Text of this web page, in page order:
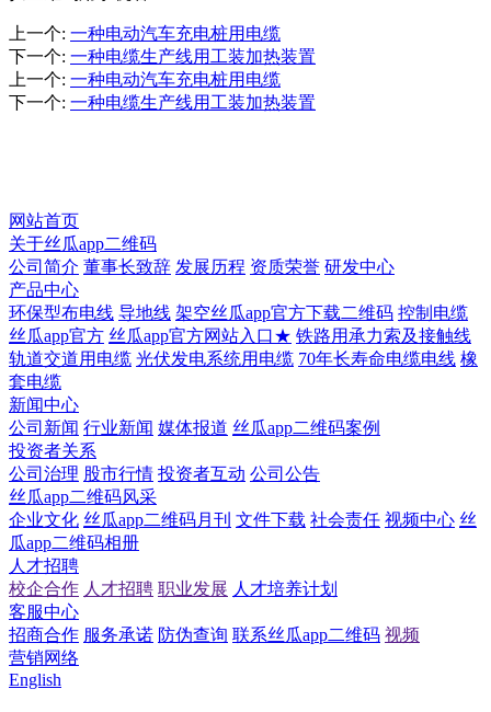
上一个: 一种电动汽车充电桩用电缆
下一个: 一种电缆生产线用工装加热装置
上一个: 一种电动汽车充电桩用电缆
下一个: 一种电缆生产线用工装加热装置
网站首页
关于丝瓜app二维码
公司简介 董事长致辞 发展历程 资质荣誉 研发中心
产品中心
环保型布电线 导地线 架空丝瓜app官方下载二维码 控制电缆
丝瓜app官方 丝瓜app官方网站入口★ 铁路用承力索及接触线
轨道交道用电缆 光伏发电系统用电缆 70年长寿命电缆电线 橡
套电缆
新闻中心
公司新闻 行业新闻 媒体报道 丝瓜app二维码案例
投资者关系
公司治理 股市行情 投资者互动 公司公告
丝瓜app二维码风采
企业文化 丝瓜app二维码月刊 文件下载 社会责任 视频中心 丝
瓜app二维码相册
人才招聘
校企合作 人才招聘 职业发展 人才培养计划
客服中心
招商合作 服务承诺 防伪查询 联系丝瓜app二维码 视频
营销网络
English